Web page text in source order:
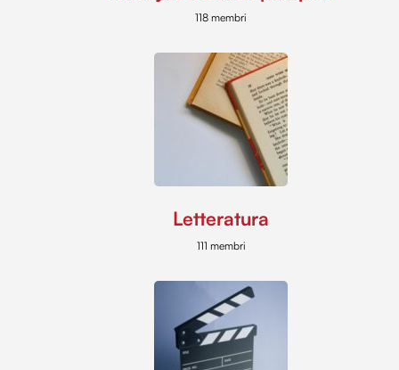
118 membri
Letteratura
111 membri